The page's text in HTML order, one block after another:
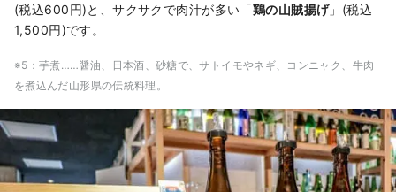
(税込600円)と、サクサクで肉汁が多い「鶏の山賊揚げ」(税込
1,500円)です。
※5：芋煮……醤油、日本酒、砂糖で、サトイモやネギ、コンニャク、牛肉
を煮込んだ山形県の伝統料理。